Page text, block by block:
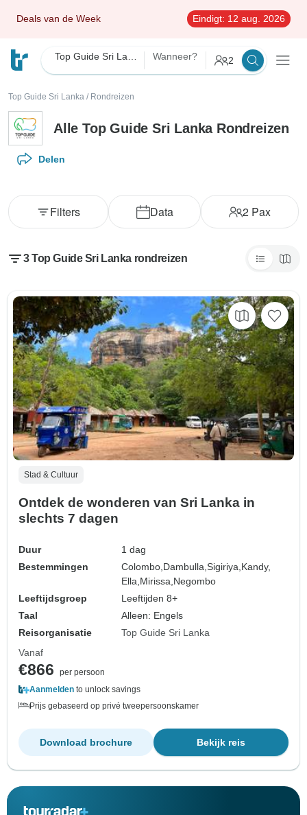
Deals van de Week Eindigt: 12 aug. 2026
Wanneer? 2
Top Guide Sri Lanka / Rondreizen
Alle Top Guide Sri Lanka Rondreizen
Delen
Data 2 Pax
Filters
3 Top Guide Sri Lanka rondreizen
Stad & Cultuur
Ontdek de wonderen van Sri Lanka in
slechts 7 dagen
Duur
1 dag
Bestemmingen
Colombo, Dambulla,Sigiriya, Kandy,
Ella, Mirissa, Negombo
Leeftijdsgroep
Leeftijden 8+
Taal
Alleen: Engels
Reisorganisatie
Top Guide Sri Lanka
Vanaf
€866
per persoon
Aanmelden to unlock savings
Prijs gebaseerd op privé tweepersoonskamer
Bekijk reis
Download brochure